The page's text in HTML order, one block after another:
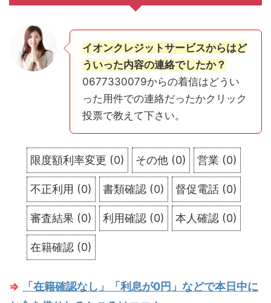
イオンクレジットサービスからはど
ういった内容の連絡でしたか？
0677330079からの着信はどうい
った用件での連絡だったかクリック
投票で教えて下さい。
限度額利率変更 (0) その他 (0) 営業 (0)
不正利用 (0) 書類確認 (0) 督促電話 (0)
審査結果 (0) 利用確認 (0) 本人確認 (0)
在籍確認 (0)
⇒
「在籍確認なし」「利息が0円」などで本日中に